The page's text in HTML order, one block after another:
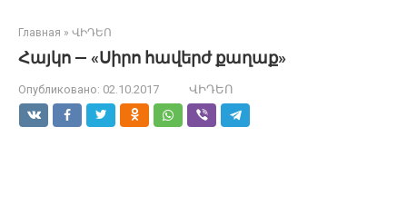
Главная » ՎԻԴԵՈ
Հայկո — «Սիրո հավերժ քաղաք»
Опубликовано: 02.10.2017 ՎԻԴԵՈ